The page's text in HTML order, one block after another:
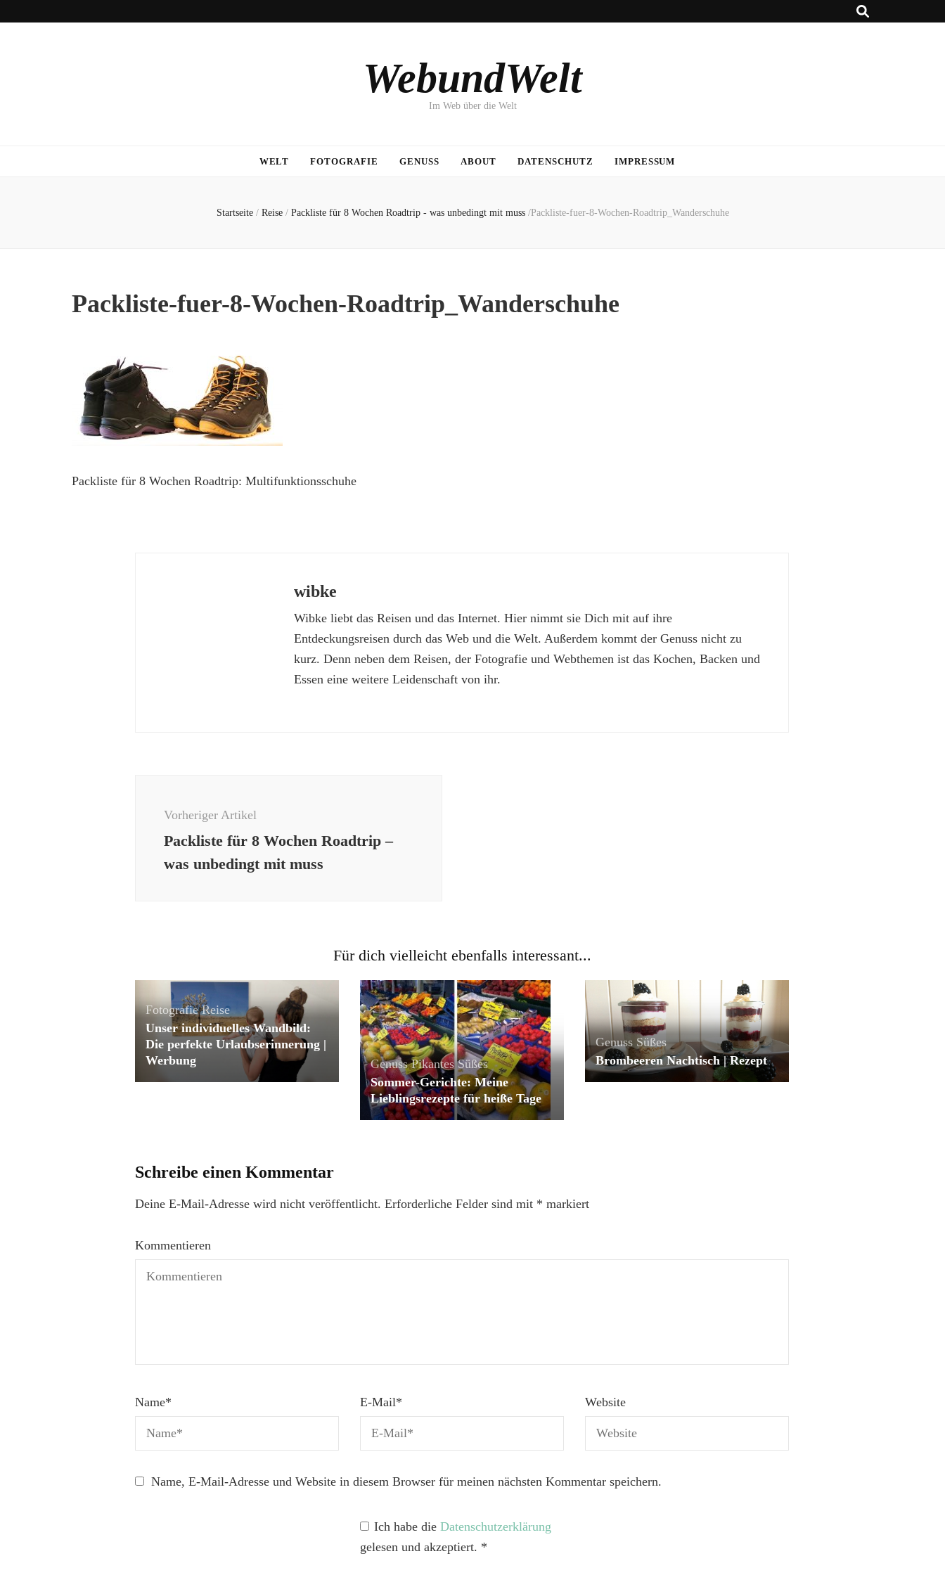
WebundWelt
Im Web über die Welt
WELT FOTOGRAFIE GENUSS ABOUT DATENSCHUTZ IMPRESSUM
Startseite / Reise / Packliste für 8 Wochen Roadtrip - was unbedingt mit muss /Packliste-fuer-8-Wochen-Roadtrip_Wanderschuhe
Packliste-fuer-8-Wochen-Roadtrip_Wanderschuhe
Packliste für 8 Wochen Roadtrip: Multifunktionsschuhe
wibke
Wibke liebt das Reisen und das Internet. Hier nimmt sie Dich mit auf ihre
Entdeckungsreisen durch das Web und die Welt. Außerdem kommt der Genuss nicht zu
kurz. Denn neben dem Reisen, der Fotografie und Webthemen ist das Kochen, Backen und
Essen eine weitere Leidenschaft von ihr.
Vorheriger Artikel
Packliste für 8 Wochen Roadtrip –
was unbedingt mit muss
Für dich vielleicht ebenfalls interessant...
Fotografie Reise
Unser individuelles Wandbild:
Die perfekte Urlaubserinnerung |
Werbung
Genuss Pikantes Süßes
Sommer-Gerichte: Meine
Lieblingsrezepte für heiße Tage
Genuss Süßes
Brombeeren Nachtisch | Rezept
Schreibe einen Kommentar
Deine E-Mail-Adresse wird nicht veröffentlicht. Erforderliche Felder sind mit * markiert
Kommentieren
Name* E-Mail* Website
Name, E-Mail-Adresse und Website in diesem Browser für meinen nächsten Kommentar speichern.
Ich habe die Datenschutzerklärung
gelesen und akzeptiert. *